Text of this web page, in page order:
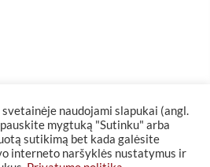
naudojami slapukai (angl.
mygtuką "Sutinku" arba
sutikimą bet kada galėsite
interneto naršyklės nustatymus ir